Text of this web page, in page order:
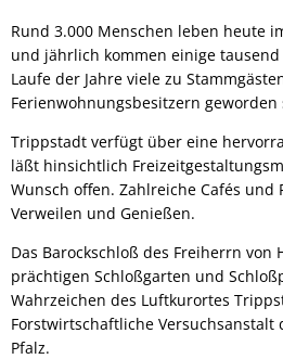
Rund 3.000 Menschen leben heute
und jährlich kommen einige tausend
Laufe der Jahre viele zu
Ferienwohnungsbesitzern geworden
Trippstadt verfügt über eine
läßt hinsichtlich
Wunsch offen. Zahlreiche Cafés
Verweilen und Genießen.
Das Barockschloß des Freiherrn von
prächtigen Schloßgarten und
Wahrzeichen des Luftkurortes
Forstwirtschaftliche Versuchsanstalt
Pfalz.